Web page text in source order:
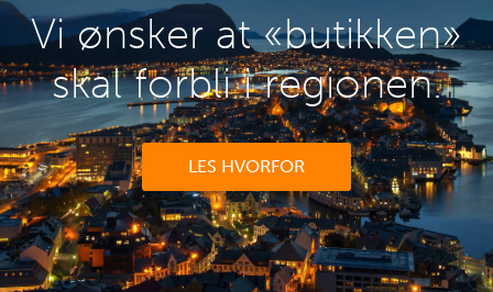
Vi ønsker at «butikken»
skal forbli i regionen.
LES HVORFOR